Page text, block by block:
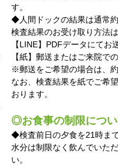
す。
◆人間ドックの結果は通常
検査結果のお受け取り方法
【LINE】PDFデータにてお
【紙】郵送またはご来院で
※郵送をご希望の場合は、
なお、検査結果を紙でご希
おります。
◎お食事の制限につ
◆検査前日の夕食を21時ま
水分は制限なく飲んでいた
い。